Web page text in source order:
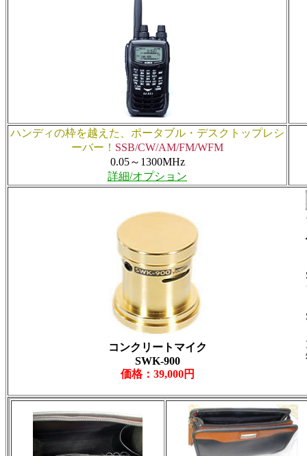
ハンディの枠を越えた、ポータブル・デスクトップレシ
ーバー！ SSB/CW/AM/FM/WFM
0.05～1300MHz
詳細/オプション
コンクリートマイク
SWK-900
価格：39,000円